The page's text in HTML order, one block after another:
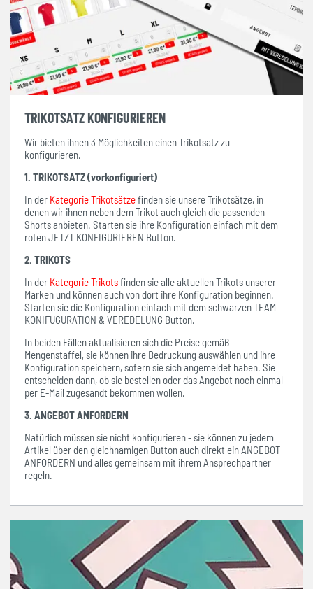
TRIKOTSATZ KONFIGURIEREN
Wir bieten ihnen 3 Möglichkeiten einen Trikotsatz zu
konfigurieren.
1. TRIKOTSATZ (vorkonfiguriert)
In der Kategorie Trikotsätzefinden sie unsere Trikotsätze, in
denen wir ihnen neben dem Trikot auch gleich die passenden
Shorts anbieten. Starten sie ihre Konfiguration einfach mit dem
roten JETZT KONFIGURIEREN Button.
2. TRIKOTS
In der Kategorie Trikotsfinden sie alle aktuellen Trikots unserer
Marken und können auch von dort ihre Konfiguration beginnen.
Starten sie die Konfiguration einfach mit dem schwarzen TEAM
KONIFUGURATION & VEREDELUNG Button.
In beiden Fällen aktualisieren sich die Preise gemäß
Mengenstaffel, sie können ihre Bedruckung auswählen und ihre
Konfiguration speichern, sofern sie sich angemeldet haben. Sie
entscheiden dann, ob sie bestellen oder das Angebot noch einmal
per E-Mail zugesandt bekommen wollen.
3. ANGEBOT ANFORDERN
Natürlich müssen sie nicht konfigurieren - sie können zu jedem
Artikel über den gleichnamigen Button auch direkt ein ANGEBOT
ANFORDERN und alles gemeinsam mit ihrem Ansprechpartner
regeln.